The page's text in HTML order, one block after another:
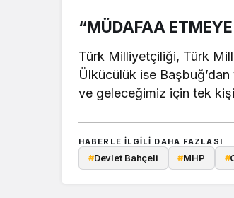
“MÜDAFAA
Türk Milliyetçiliği, Türk
Ülkücülük ise
ve geleceğimiz için tek
HABERLE ILGILI DAHA FAZLASI
#Devlet Bahçeli #MHP #